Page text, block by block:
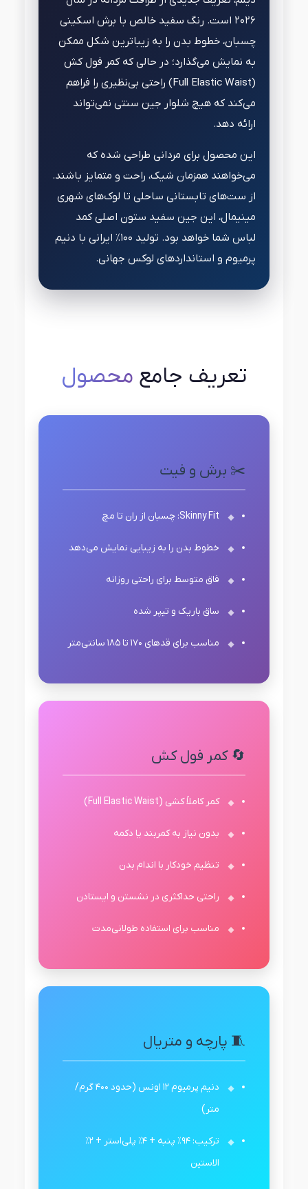
۲۰۲۶ است. رنگ سفید خالص با برش اسکینی
چسبان، خطوط بدن را به زیباترین شکل ممکن
به نمایش می‌گذارد؛ در حالی که کمر فول کش
(Full Elastic Waist) راحتی بی‌نظیری را فراهم
می‌کند که هیچ شلوار جین سنتی نمی‌تواند
ارائه دهد.
این محصول برای مردانی طراحی شده که
می‌خواهند همزمان شیک، راحت و متمایز باشند.
از ست‌های تابستانی ساحلی تا لوک‌های شهری
مینیمال، این جین سفید ستون اصلی کمد
لباس شما خواهد بود. تولید ۱۰۰٪ ایرانی با دنیم
پرمیوم و استانداردهای لوکس جهانی.
تعریف جامع محصول
✂️ برش و فیت
Skinny Fit: چسبان از ران تا مچ
خطوط بدن را به زیبایی نمایش می‌دهد
فاق متوسط برای راحتی روزانه
ساق باریک و تیپر شده
مناسب برای قدهای ۱۷۰ تا ۱۸۵ سانتی‌متر
🔄 کمر فول کش
کمر کاملاً کشی (Full Elastic Waist)
بدون نیاز به کمربند یا دکمه
تنظیم خودکار با اندام بدن
راحتی حداکثری در نشستن و ایستادن
مناسب برای استفاده طولانی‌مدت
🧵 پارچه و متریال
دنیم پرمیوم ۱۲ اونس (حدود ۴۰۰ گرم/
متر)
ترکیب: ۹۴٪ پنبه + ۴٪ پلی‌استر + ۲٪
الاستین